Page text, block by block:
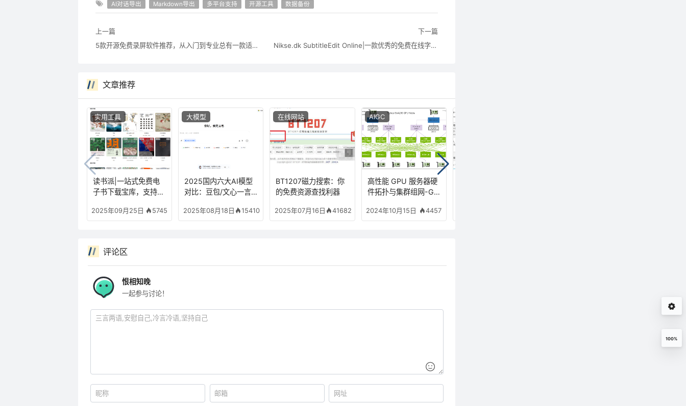
AI对话导出 Markdown导出 多平台支持 开源工具 数据备份
上一篇
5款开源免费录屏软件推荐，从入门到专业总有一款适合你「2025最新」
下一篇
Nikse.dk SubtitleEdit Online|一款优秀的免费在线字幕编辑工具，支持多格式字幕实时预览
文章推荐
读书派|一站式免费电
子书下载宝库，支持多
2025年09月25日 5745
实用工具
2025国内六大AI模型
对比：豆包/文心一言/
eek功能全解析
2025年08月18日 15410
大模型
BT1207磁力搜索：你
的免费资源查找利器
2025年07月16日 41682
在线网站
高性能 GPU 服务器硬
件拓扑与集群组网-GP
2024年10月15日 4457
AIGC
评论区
恨相知晚
一起参与讨论！
100%